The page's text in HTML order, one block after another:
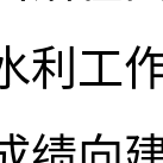
利工